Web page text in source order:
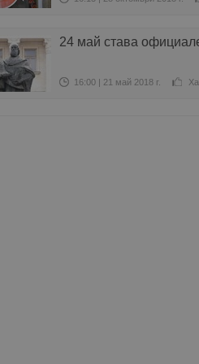
24 май става
16:00 | 21 май 2018 г.
Име